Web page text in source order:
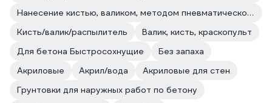
Нанесение кистью, валиком, методом пневматического и безвоздушного распыления.
Кисть/валик/распылитель
Валик, кисть, краскопульт
Для бетона Быстросохнущие
Без запаха
Акриловые
Акрил/вода
Акриловые для стен
Грунтовки для наружных работ по бетону